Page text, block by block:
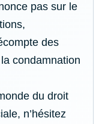
pas sur le
des
condamnation
du droit
n’hésitez